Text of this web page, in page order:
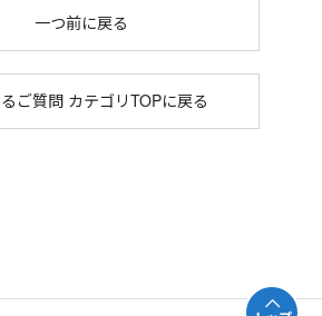
一つ前に戻る
ご質問 カテゴリTOPに戻る